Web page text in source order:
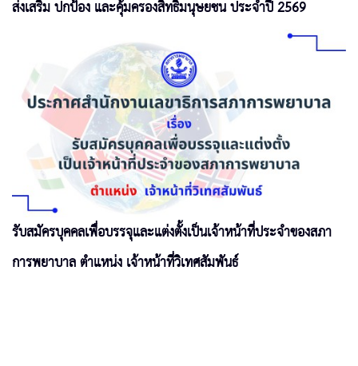
ส่งเสริม ปกป้อง และคุ้มครองสิทธิมนุษยชน ประจำปี 2569
รับสมัครบุคคลเพื่อบรรจุและแต่งตั้งเป็นเจ้าหน้าที่ประจำของสภา
การพยาบาล ตำแหน่ง เจ้าหน้าที่วิเทศสัมพันธ์